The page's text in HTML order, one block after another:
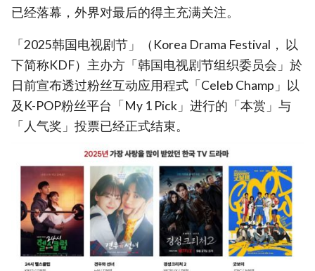
已经落幕，外界对最后的得主充满关注。
「2025韩国电视剧节」（Korea Drama Festival， 以
下简称KDF）主办方「韩国电视剧节组织委员会」於
日前宣布透过粉丝互动应用程式「Celeb Champ」以
及K-POP粉丝平台「My 1 Pick」进行的「本赏」与
「人气奖」投票已经正式结束。